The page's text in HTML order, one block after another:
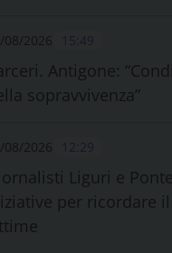
08/2026
Antigone:
sopravvivenza”
08/2026
Liguri e
per ricordare